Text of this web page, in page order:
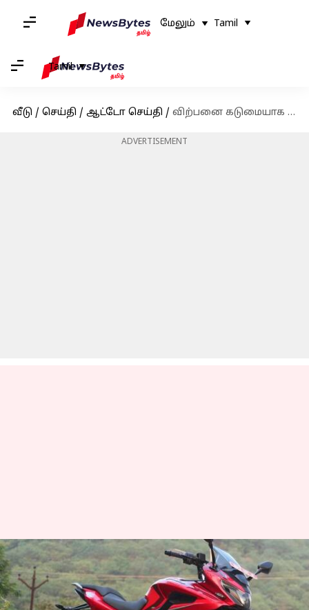
மேலும் Tamil
Tamil
வீடு / செய்தி / ஆட்டோ செய்தி / விற்பனை கடுமையாக சரிந்ததால் பஜாஜ் பல்சர் எப்250 தயாரிப்பு நிறுத்தம்
ADVERTISEMENT
விற்பனை கடுமையாக
சரிந்ததால் பஜாஜ் பல்சர்
எப்250 தயாரிப்பு நிறுத்தம்